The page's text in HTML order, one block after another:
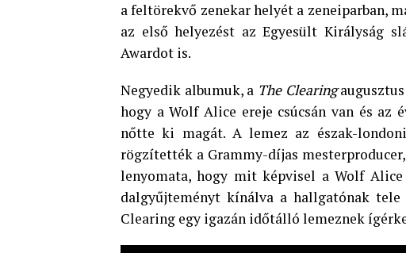
a feltörekvő zenekar helyét a zeneiparban,
az első helyezést az Egyesült Királyság
Awardot is.
Negyedik albumuk, a The Clearing
hogy a Wolf Alice ereje csúcsán van és
nőtte ki magát. A lemez az észak-
rögzítették a Grammy-díjas
lenyomata, hogy mit képvisel a Wolf Alice
dalgyűjteményt kínálva a hallgatónak
Clearing egy igazán időtálló lemeznek